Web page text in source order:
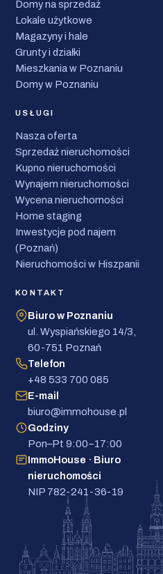
Domy na sprzedaż
Lokale użytkowe
Magazyny i hale
Grunty i działki
Mieszkania w Poznaniu
Domy w Poznaniu
USŁUGI
Nasza oferta
Sprzedaż nieruchomości
Kupno nieruchomości
Wynajem nieruchomości
Wycena nieruchomości
Home staging
Inwestycje pod najem
(Poznań)
Nieruchomości w Hiszpanii
KONTAKT
Biuro w Poznaniu
ul. Wyspiańskiego 14/3,
60-751 Poznań
Telefon
+48 533 700 085
E-mail
biuro@immohouse.pl
Godziny
Pon–Pt 9:00–17:00
ImmoHouse · Biuro
nieruchomości
NIP 782-241-36-19